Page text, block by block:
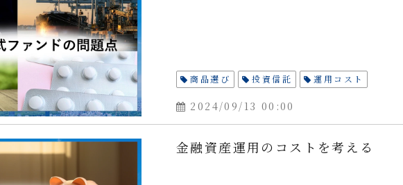
商品選び 投資信託 運用コスト
2024/09/13 00:00
金融資産運用のコストを考える